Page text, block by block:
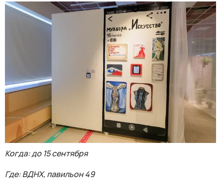
Когда: до 15 сентября
Где: ВДНХ, павильон 49